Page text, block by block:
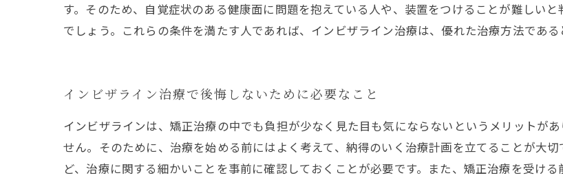
す。そのため、自覚症状のある健康面に問題を抱えている人や、装置をつけることが難しい
でしょう。これらの条件を満たす人であれば、インビザライン治療は、優れた治療方法である
インビザライン治療で後悔しないために必要なこと
インビザラインは、矯正治療の中でも負担が少なく見た目も気にならないというメリットが
せん。そのために、治療を始める前にはよく考えて、納得のいく治療計画を立てることが大
ど、治療に関する細かいことを事前に確認しておくことが必要です。また、矯正治療を受け